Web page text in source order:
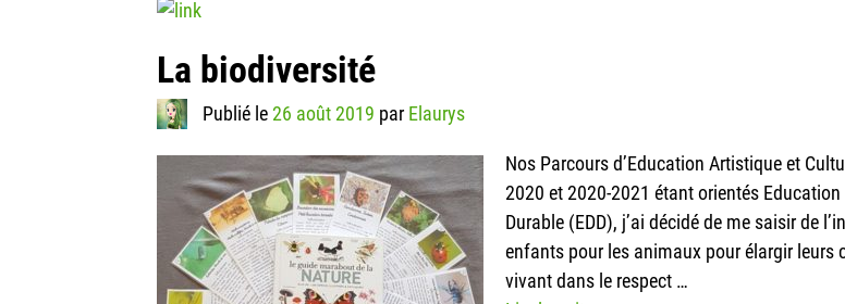
La biodiversité
Publié le 26 août 2019 par Elaurys
Nos Parcours d’Education Artistique et
2020 et 2020-2021 étant orientés
Durable (EDD), j’ai décidé de me saisir de
enfants pour les animaux pour élargir leurs
vivant dans le respect …